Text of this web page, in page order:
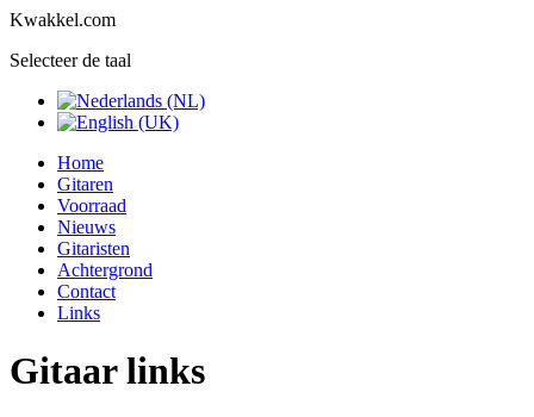
Kwakkel.com
Selecteer de taal
Home
Gitaren
Voorraad
Nieuws
Gitaristen
Achtergrond
Contact
Links
Gitaar links